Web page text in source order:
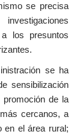
se precisa
los presuntos
se ha
sensibilización
de la
cercanos, a
en el área rural;